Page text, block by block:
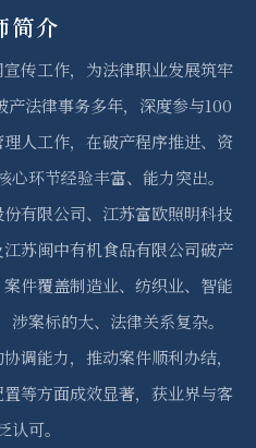
简介
传工作，为法律职业发展筑牢
法律事务多年，深度参与100
人工作，在破产程序推进、资
环节经验丰富、能力突出。
有限公司、江苏富欧照明科技
苏闽中有机食品有限公司破产
件覆盖制造业、纺织业、智能
案标的大、法律关系复杂。
调能力，推动案件顺利办结，
等方面成效显著，获业界与客
认可。